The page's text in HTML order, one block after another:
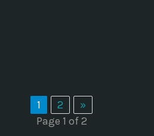
1 2
»
Page 1 of 2